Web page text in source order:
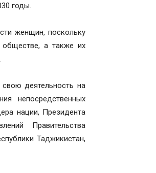
годы.
женщин, поскольку
а также их
деятельность на
непосредственных
нации, Президента
Правительства
Таджикистан,